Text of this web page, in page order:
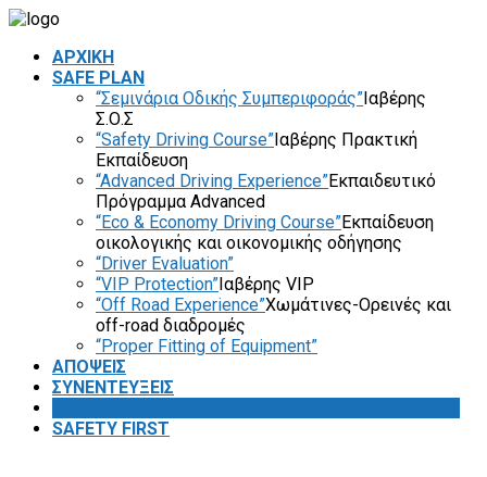
ΑΡΧΙΚΗ
SAFE PLAN
“Σεμινάρια Οδικής Συμπεριφοράς”Ιαβέρης
Σ.Ο.Σ
“Safety Driving Course”Ιαβέρης Πρακτική
Εκπαίδευση
“Advanced Driving Experience”Εκπαιδευτικό
Πρόγραμμα Advanced
“Eco & Economy Driving Course”Εκπαίδευση
οικολογικής και οικονομικής οδήγησης
“Driver Evaluation”
“VIP Protection”Ιαβέρης VIP
“Off Road Experience”Χωμάτινες-Ορεινές και
off-road διαδρομές
“Proper Fitting of Equipment”
ΑΠΟΨΕΙΣ
ΣΥΝΕΝΤΕΥΞΕΙΣ
SAFETY FIRST